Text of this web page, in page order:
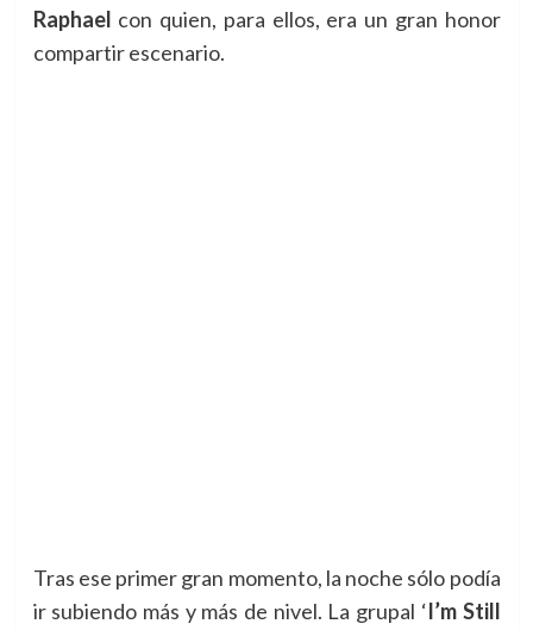
Raphael con quien, para ellos, era un gran honor
compartir escenario.
Tras ese primer gran momento, la noche sólo podía
ir subiendo más y más de nivel. La grupal ‘I’m Still